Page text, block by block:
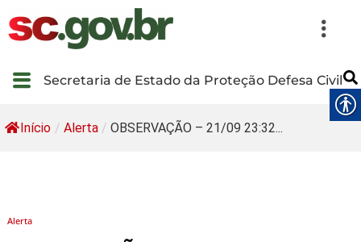
Secretaria de Estado da Proteção Defesa Civil
Início / Alerta / OBSERVAÇÃO – 21/09 23:32...
Alerta